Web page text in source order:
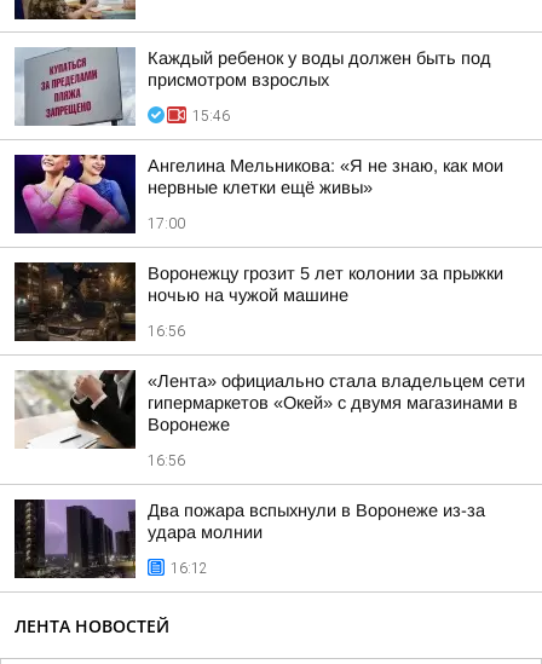
Каждый ребенок у воды должен быть под
присмотром взрослых
15:46
Ангелина Мельникова: «Я не знаю, как мои
нервные клетки ещё живы»
17:00
Воронежцу грозит 5 лет колонии за прыжки
ночью на чужой машине
16:56
«Лента» официально стала владельцем сети
гипермаркетов «Окей» с двумя магазинами в
Воронеже
16:56
Два пожара вспыхнули в Воронеже из-за
удара молнии
16:12
ЛЕНТА НОВОСТЕЙ